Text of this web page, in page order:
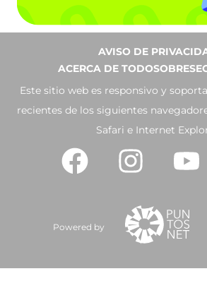
AVISO DE
ACERCA DE
Este sitio web es responsivo y
recientes de los siguientes
Safari e Internet
Powered by